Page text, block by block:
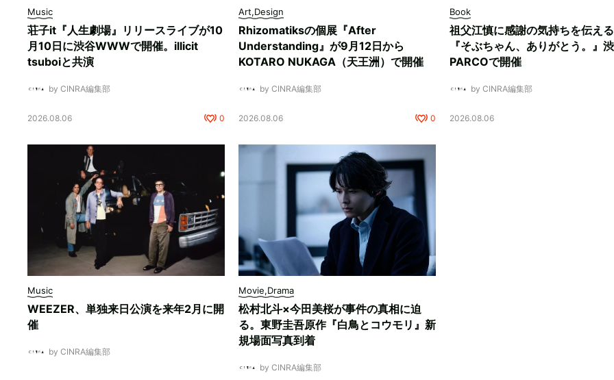
Music
荘子it『人生劇場』リリースライブが10
月10日に渋谷WWWで開催。illicit
tsuboiと共演
by CINRA編集部
2026.08.06 0
Art,Design
Rhizomatiksの個展『After
Understanding』が9月12日から
KOTARO NUKAGA（天王洲）で開催
by CINRA編集部
2026.08.06 0
Book
祖父江慎に感謝の気持ちを伝え
『そぶちゃん、ありがとう。』
PARCOで開催
by CINRA編集部
2026.08.06
Music
WEEZER、単独来日公演を来年2月に開
催
by CINRA編集部
Movie,Drama
松村北斗×今田美桜が事件の真相に迫
る。東野圭吾原作『白鳥とコウモリ』新
規場面写真到着
by CINRA編集部